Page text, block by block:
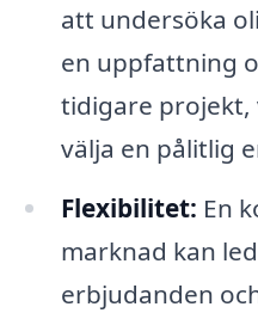
att undersöka
en uppfattning
tidigare
välja en pålitlig
Flexibilitet: En
marknad kan
erbjudanden